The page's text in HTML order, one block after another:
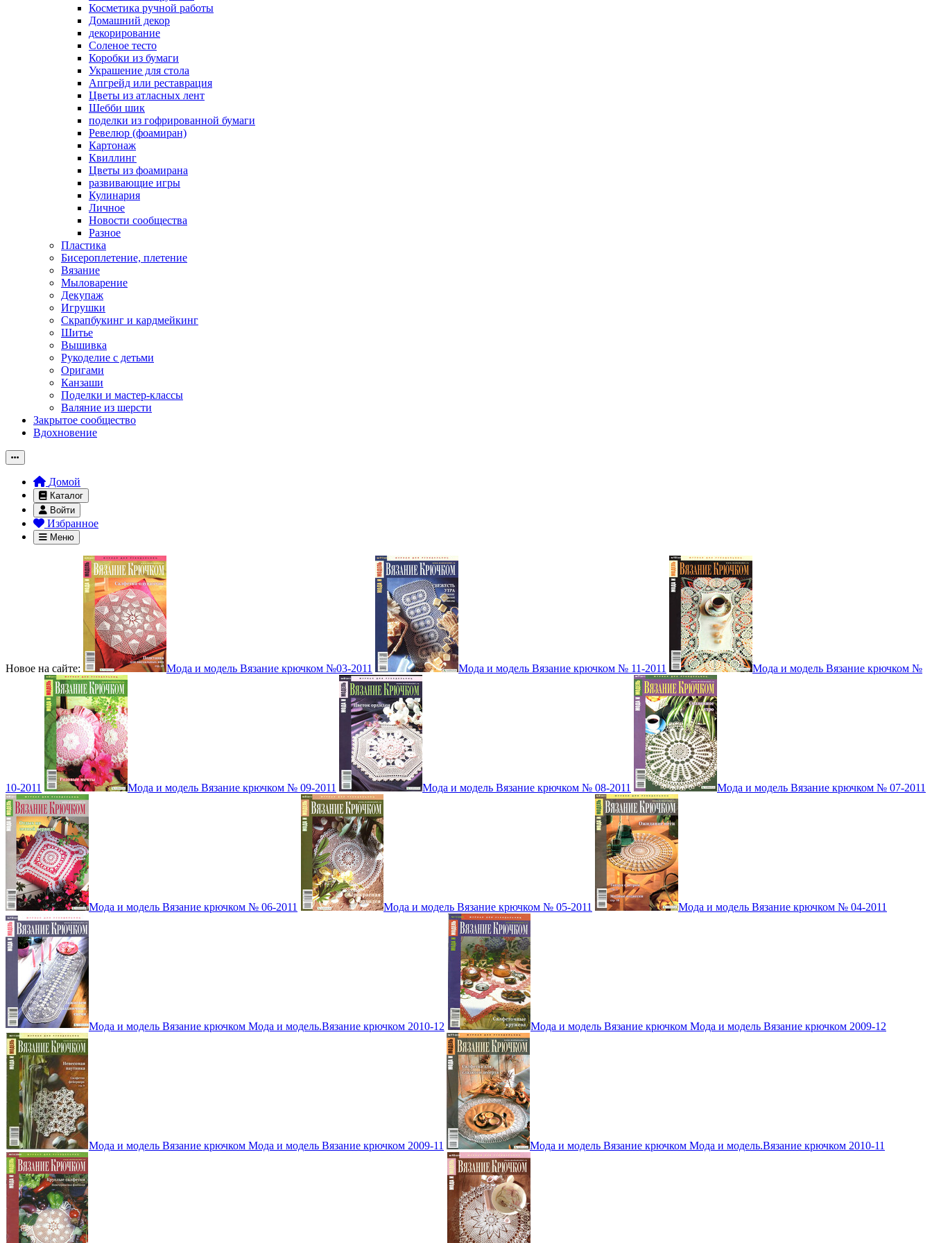
Косметика ручной работы
Домашний декор
декорирование
Соленое тесто
Коробки из бумаги
Украшение для стола
Апгрейд или реставрация
Цветы из атласных лент
Шебби шик
поделки из гофрированной бумаги
Ревелюр (фоамиран)
Картонаж
Квиллинг
Цветы из фоамирана
развивающие игры
Кулинария
Личное
Новости сообщества
Разное
Пластика
Бисероплетение, плетение
Вязание
Мыловарение
Декупаж
Игрушки
Скрапбукинг и кардмейкинг
Шитье
Вышивка
Рукоделие с детьми
Оригами
Канзаши
Поделки и мастер-классы
Валяние из шерсти
Закрытое сообщество
Вдохновение
Домой
Каталог
Войти
Избранное
Меню
Новое на сайте: Мода и модель Вязание крючком №03-2011 Мода и модель Вязание крючком № 11-2011 Мода и модель Вязание крючком №
10-2011 Мода и модель Вязание крючком № 09-2011 Мода и модель Вязание крючком № 08-2011 Мода и модель Вязание крючком № 07-2011
Мода и модель Вязание крючком № 06-2011 Мода и модель Вязание крючком № 05-2011 Мода и модель Вязание крючком № 04-2011
Мода и модель Вязание крючком Мода и модель.Вязание крючком 2010-12 Мода и модель Вязание крючком Мода и модель Вязание крючком 2009-12
Мода и модель Вязание крючком Мода и модель Вязание крючком 2009-11 Мода и модель Вязание крючком Мода и модель.Вязание крючком 2010-11